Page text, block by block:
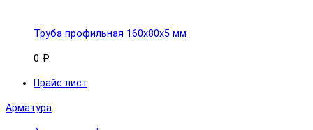
Труба профильная 160x80х5 мм
0 ₽
Прайс лист
Арматура